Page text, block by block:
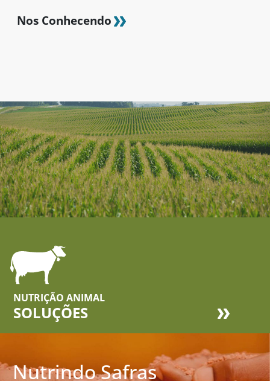
Nos Conhecendo
NUTRIÇÃO ANIMAL
SOLUÇÕES
Nutrindo Safras